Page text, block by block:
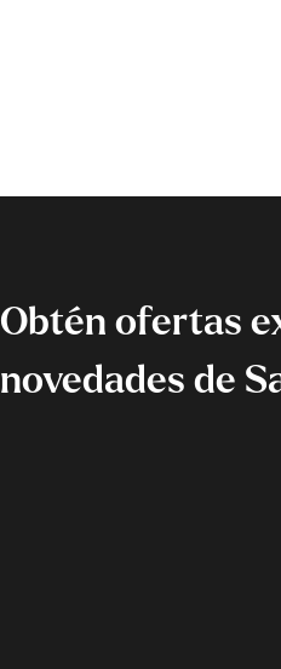
Obtén ofertas
novedades de